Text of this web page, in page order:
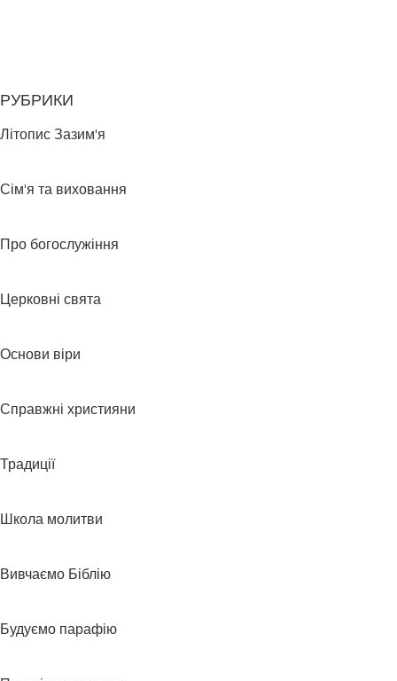
РУБРИКИ
Літопис Зазим'я
Сім'я та виховання
Про богослужіння
Церковні свята
Основи віри
Справжні християни
Традиції
Школа молитви
Вивчаємо Біблію
Будуємо парафію